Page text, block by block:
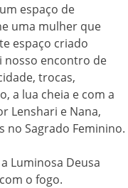
espaço de
uma mulher que
espaço criado
nosso encontro de
trocas,
a lua cheia e com a
Lenshari e Nana,
no Sagrado Feminino.
Luminosa Deusa
o fogo.